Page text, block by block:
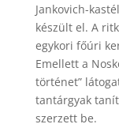
Jankovich-
készült el. A
egykori főúri
Emellett a
történet”
tantárgyak
szerzett be.